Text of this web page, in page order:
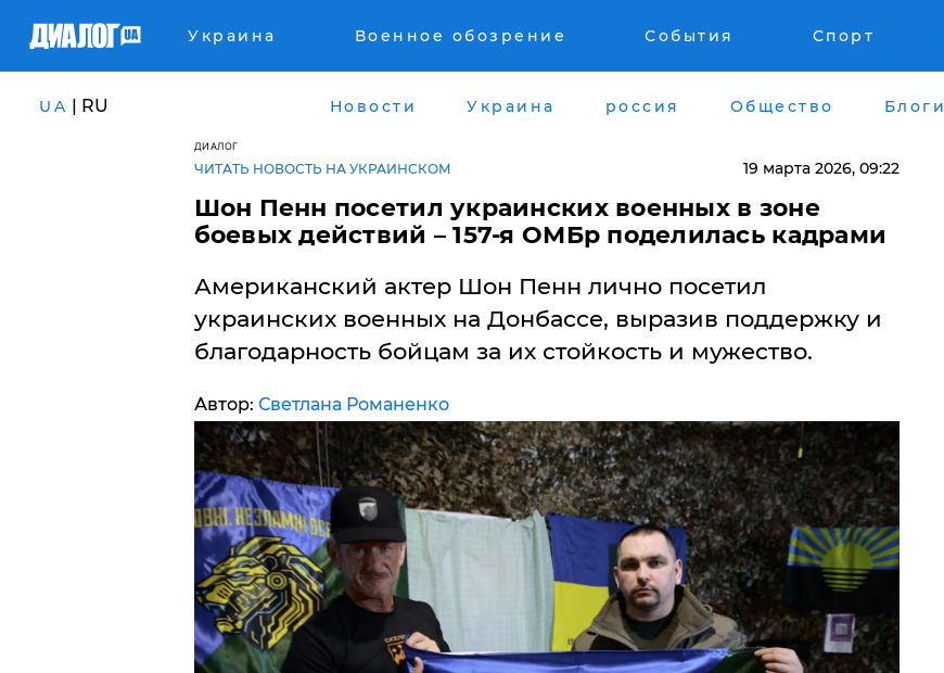
Украина Военное обозрение События Спорт
UA | RU Новости Украина россия Общество Блоги
ДИАЛОГ
ЧИТАТЬ НОВОСТЬ НА УКРАИНСКОМ 19 марта 2026, 09:22
Шон Пенн посетил украинских военных в зоне
боевых действий – 157-я ОМБр поделилась кадрами
Американский актер Шон Пенн лично посетил
украинских военных на Донбассе, выразив поддержку и
благодарность бойцам за их стойкость и мужество.
Автор: Светлана Романенко